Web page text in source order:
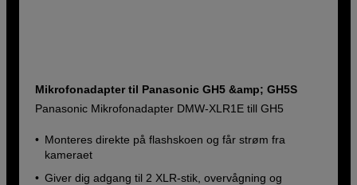
Mikrofonadapter til Panasonic GH5 &amp; GH5S
Panasonic Mikrofonadapter DMW-XLR1E till GH5
Monteres direkte på flashskoen og får strøm fra
kameraet
Giver dig adgang til 2 XLR-stik, overvågning og